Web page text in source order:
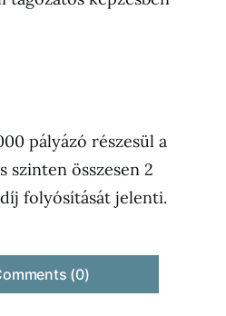
pályázó részesül a
szinten összesen 2
folyósítását jelenti.
(0)